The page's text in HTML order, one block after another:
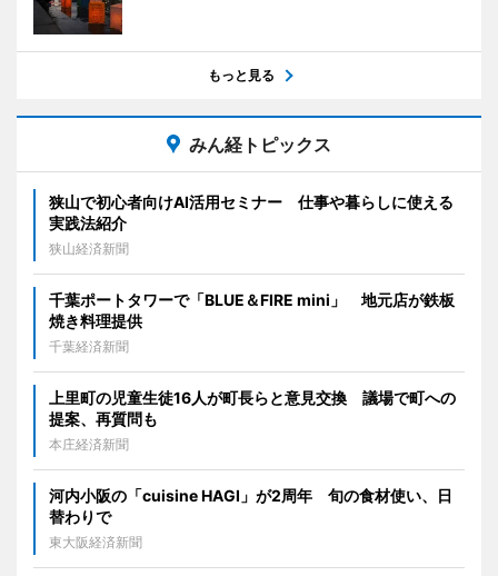
もっと見る
みん経トピックス
狭山で初心者向けAI活用セミナー 仕事や暮らしに使える
実践法紹介
狭山経済新聞
千葉ポートタワーで「BLUE＆FIRE mini」 地元店が鉄板
焼き料理提供
千葉経済新聞
上里町の児童生徒16人が町長らと意見交換 議場で町への
提案、再質問も
本庄経済新聞
河内小阪の「cuisine HAGI」が2周年 旬の食材使い、日
替わりで
東大阪経済新聞